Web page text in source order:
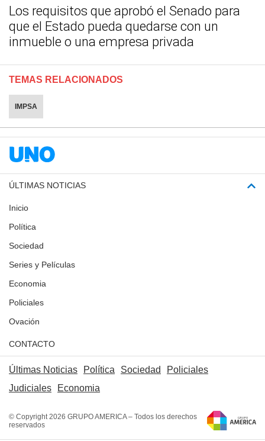
Los requisitos que aprobó el Senado para
que el Estado pueda quedarse con un
inmueble o una empresa privada
TEMAS RELACIONADOS
IMPSA
ÚLTIMAS NOTICIAS
Inicio
Política
Sociedad
Series y Películas
Economia
Policiales
Ovación
CONTACTO
Últimas Noticias Política Sociedad
Policiales
Judiciales
Economia
© Copyright 2026 GRUPO AMERICA – Todos los derechos
reservados